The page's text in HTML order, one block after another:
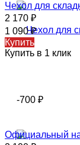
Чехол для
2 170 ₽
1 090₽
Купить
Купить в 1 клик
-700 ₽
Официальный